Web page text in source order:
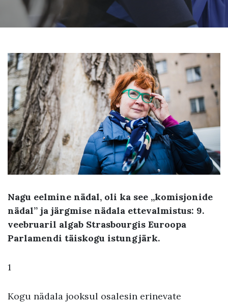
Nagu eelmine nädal, oli ka see „komisjonide
nädal” ja järgmise nädala ettevalmistus: 9.
veebruaril algab Strasbourgis Euroopa
Parlamendi täiskogu istungjärk.
1
Kogu nädala jooksul osalesin erinevate